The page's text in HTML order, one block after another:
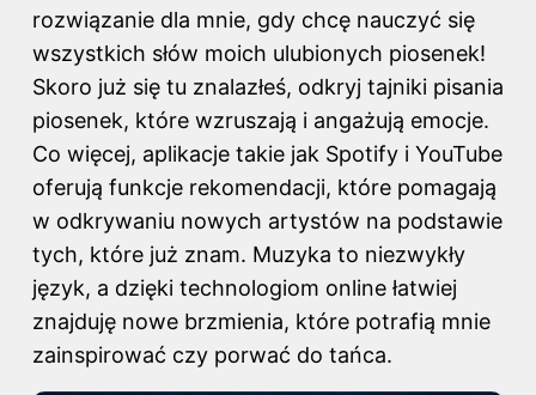
rozwiązanie dla mnie, gdy chcę nauczyć się
wszystkich słów moich ulubionych piosenek!
Skoro już się tu znalazłeś, odkryj tajniki pisania
piosenek, które wzruszają i angażują emocje.
Co więcej, aplikacje takie jak Spotify i YouTube
oferują funkcje rekomendacji, które pomagają
w odkrywaniu nowych artystów na podstawie
tych, które już znam. Muzyka to niezwykły
język, a dzięki technologiom online łatwiej
znajduję nowe brzmienia, które potrafią mnie
zainspirować czy porwać do tańca.